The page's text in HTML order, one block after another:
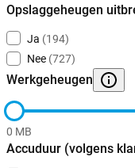
Opslaggeheugen
Ja (194)
Nee (727)
Werkgeheugen
0 MB
Accuduur (volgens